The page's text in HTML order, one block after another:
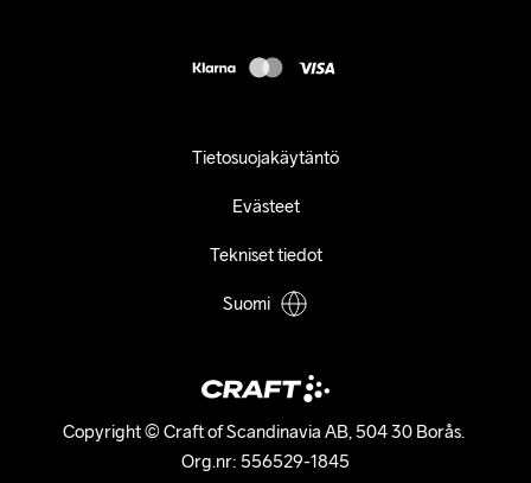
Copyright © Craft of Scandinavia AB, 504 30 Borås.
Org.nr: 556529-1845
Tietosuojakäytäntö
Evästeet
Tekniset tiedot
Suomi